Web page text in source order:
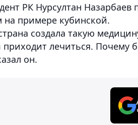
РК Нурсултан Назарбаев
на примере кубинской.
создала такую
лечиться. Почему
он.